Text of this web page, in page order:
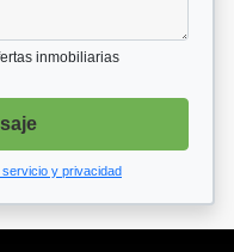
inmobiliarias
y privacidad